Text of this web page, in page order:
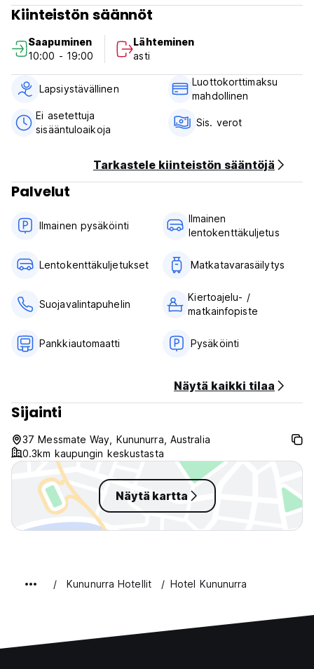
Kiinteistön säännöt
Saapuminen
10:00 - 19:00
Lähteminen
asti
Lapsiystävällinen
Luottokorttimaksu
mahdollinen
Ei asetettuja
sisääntuloaikoja
Sis. verot
Tarkastele kiinteistön sääntöjä
Palvelut
Ilmainen pysäköinti
Ilmainen
lentokenttäkuljetus
Lentokenttäkuljetukset Matkatavarasäilytys
Suojavalintapuhelin
Kiertoajelu- /
matkainfopiste
Pankkiautomaatti Pysäköinti
Näytä kaikki tilaa
Sijainti
37 Messmate Way, Kununurra, Australia
0.3km kaupungin keskustasta
Näytä kartta
Kununurra Hotellit Hotel Kununurra